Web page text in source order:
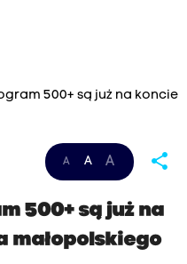
500+ są już na koncie
A A A share
500+ są już na
małopolskiego